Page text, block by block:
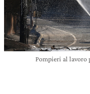
Pompieri al